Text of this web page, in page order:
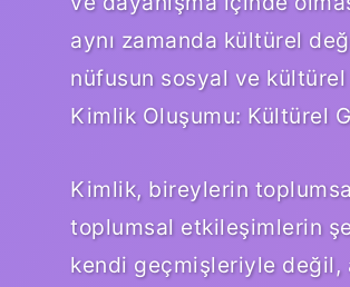
aynı zamanda kültürel
nüfusun sosyal ve kültürel
Kimlik Oluşumu: Kültürel
Kimlik, bireylerin
toplumsal etkileşimlerin
kendi geçmişleriyle değil,